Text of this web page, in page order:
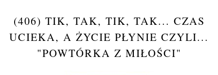
(406) TIK, TAK, TIK, TAK... CZAS
UCIEKA, A ŻYCIE PŁYNIE CZYLI...
"POWTÓRKA Z MIŁOŚCI"